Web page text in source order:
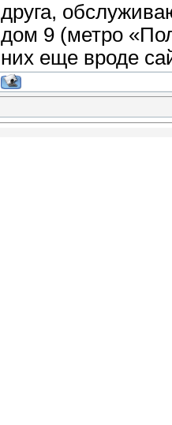
друга,
дом 9 (метро
них еще вроде